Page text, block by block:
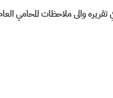
والى ملاحظات المحامي